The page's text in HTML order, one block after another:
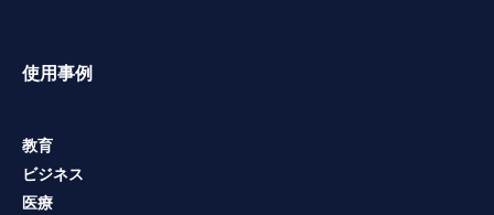
使用事例
教育
ビジネス
医療